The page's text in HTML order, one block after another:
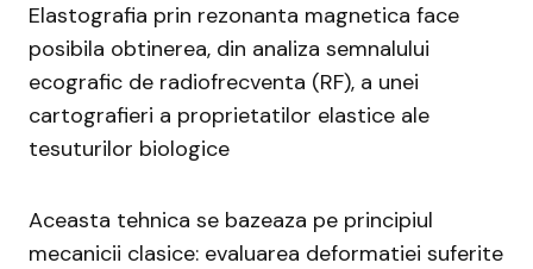
Elastografia prin rezonanta magnetica face
posibila obtinerea, din analiza semnalului
ecografic de radiofrecventa (RF), a unei
cartografieri a proprietatilor elastice ale
tesuturilor biologice
Aceasta tehnica se bazeaza pe principiul
mecanicii clasice: evaluarea deformatiei suferite